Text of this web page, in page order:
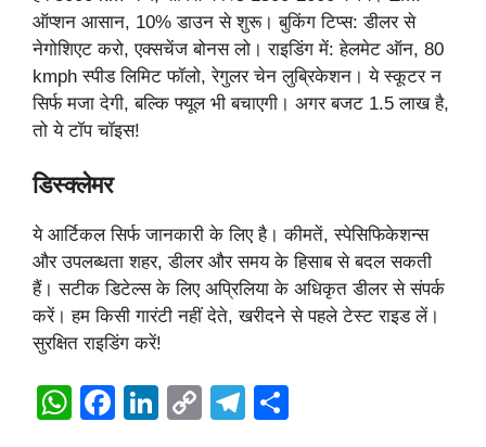
ऑप्शन आसान, 10% डाउन से शुरू। बुकिंग टिप्स: डीलर से
नेगोशिएट करो, एक्सचेंज बोनस लो। राइडिंग में: हेलमेट ऑन, 80
kmph स्पीड लिमिट फॉलो, रेगुलर चेन लुब्रिकेशन। ये स्कूटर न
सिर्फ मजा देगी, बल्कि फ्यूल भी बचाएगी। अगर बजट 1.5 लाख है,
तो ये टॉप चॉइस!
डिस्क्लेमर
ये आर्टिकल सिर्फ जानकारी के लिए है। कीमतें, स्पेसिफिकेशन्स
और उपलब्धता शहर, डीलर और समय के हिसाब से बदल सकती
हैं। सटीक डिटेल्स के लिए अप्रिलिया के अधिकृत डीलर से संपर्क
करें। हम किसी गारंटी नहीं देते, खरीदने से पहले टेस्ट राइड लें।
सुरक्षित राइडिंग करें!
W
F
Li
C
T